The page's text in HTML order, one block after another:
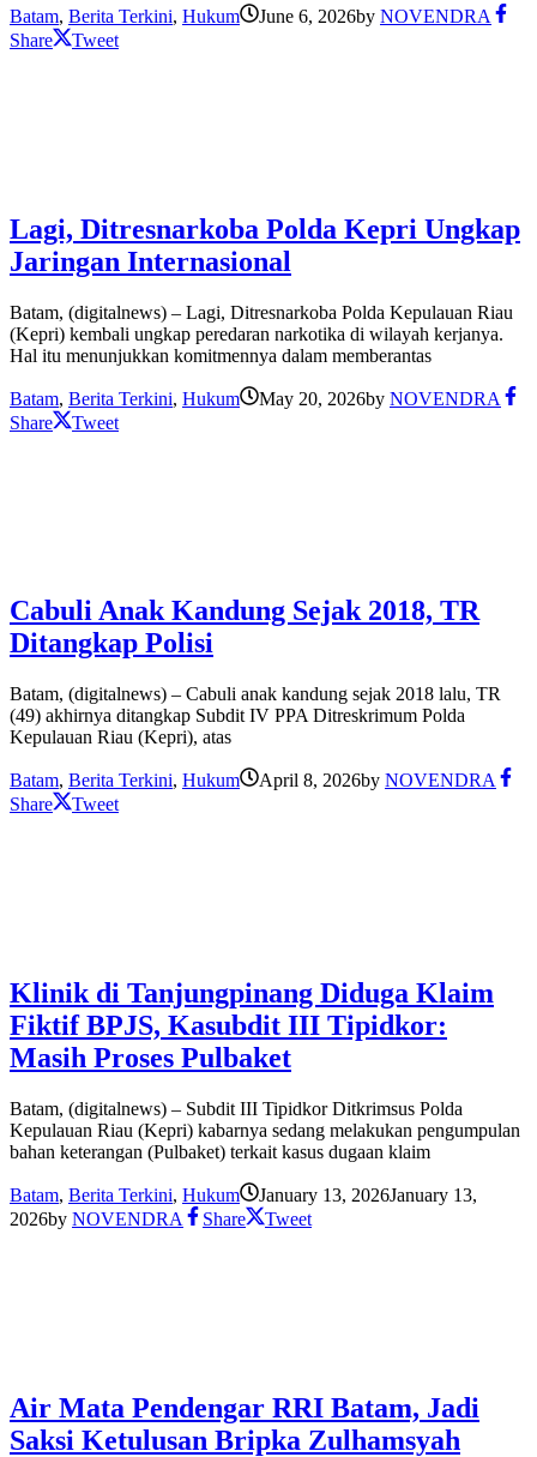
Batam, Berita Terkini, Hukum June 6, 2026by NOVENDRA
Share
Tweet
Lagi, Ditresnarkoba Polda Kepri Ungkap
Jaringan Internasional
Batam, (digitalnews) – Lagi, Ditresnarkoba Polda Kepulauan Riau
(Kepri) kembali ungkap peredaran narkotika di wilayah kerjanya.
Hal itu menunjukkan komitmennya dalam memberantas
Batam, Berita Terkini, Hukum May 20, 2026by NOVENDRA
Share
Tweet
Cabuli Anak Kandung Sejak 2018, TR
Ditangkap Polisi
Batam, (digitalnews) – Cabuli anak kandung sejak 2018 lalu, TR
(49) akhirnya ditangkap Subdit IV PPA Ditreskrimum Polda
Kepulauan Riau (Kepri), atas
Batam, Berita Terkini, Hukum April 8, 2026by NOVENDRA
Share
Tweet
Klinik di Tanjungpinang Diduga Klaim
Fiktif BPJS, Kasubdit III Tipidkor:
Masih Proses Pulbaket
Batam, (digitalnews) – Subdit III Tipidkor Ditkrimsus Polda
Kepulauan Riau (Kepri) kabarnya sedang melakukan pengumpulan
bahan keterangan (Pulbaket) terkait kasus dugaan klaim
Batam, Berita Terkini, Hukum January 13, 2026January 13,
2026by NOVENDRA Share Tweet
Air Mata Pendengar RRI Batam, Jadi
Saksi Ketulusan Bripka Zulhamsyah